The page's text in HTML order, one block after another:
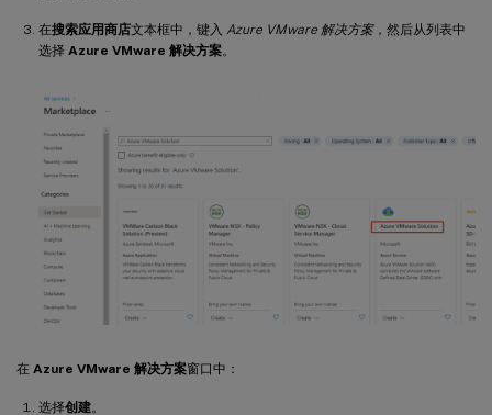
在搜索应用商店文本框中，键入 Azure VMware 解决方案，然后从列表中
选择 Azure VMware 解决方案。
在 Azure VMware 解决方案窗口中：
选择创建。